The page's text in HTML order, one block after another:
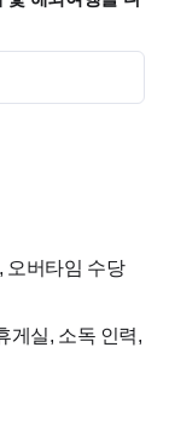
만, 적응하시는
제공/ 저녁 간식
오버타임 수당
게실, 소독 인력,